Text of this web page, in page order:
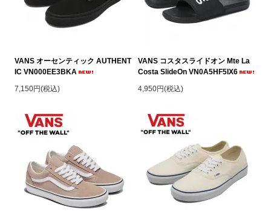
VANS オーセンティック AUTHENT
IC VN000EE3BKA
7,150円(税込)
VANS コスタスライドオン Mte La
Costa SlideOn VN0A5HF5IX6
4,950円(税込)